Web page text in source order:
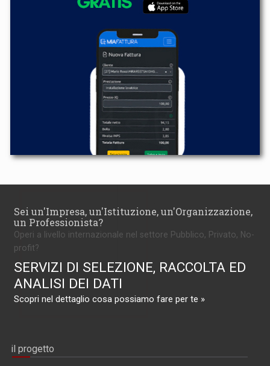
Sei un'Impresa, un'Istituzione, un'Organizzazione,
un Professionista?
Operi a livello internazionale nel settore Pubblico, Privato, No-
profit?
SERVIZI DI SELEZIONE, RACCOLTA ED
ANALISI DEI DATI
Scopri nel dettaglio cosa possiamo fare per te »
il progetto